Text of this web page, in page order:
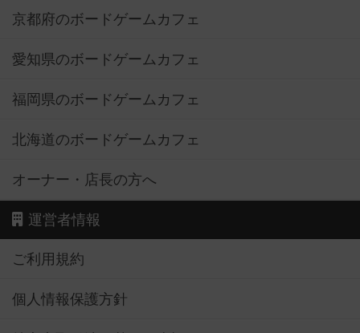
京都府のボードゲームカフェ
愛知県のボードゲームカフェ
福岡県のボードゲームカフェ
北海道のボードゲームカフェ
オーナー・店長の方へ
運営者情報
ご利用規約
個人情報保護方針